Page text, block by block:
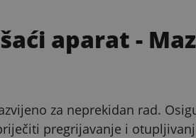
aparat -
za neprekidan rad.
pregrijavanje i